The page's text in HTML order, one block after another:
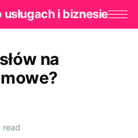
i biznesie
na
read